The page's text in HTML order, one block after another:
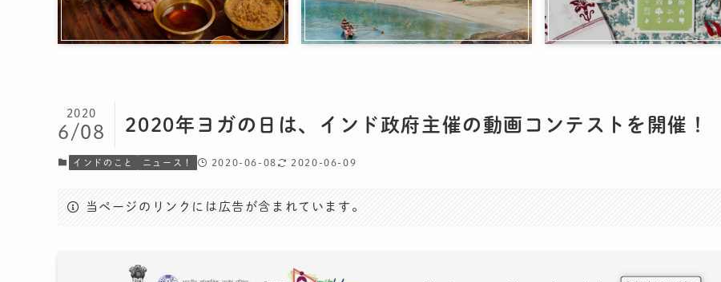
2020年ヨガの日は、インド政府主催の動画コンテストを開催！
2020
6/08
インドのこと ニュース！ 2020-06-08 2020-06-09
当ページのリンクには広告が含まれています。